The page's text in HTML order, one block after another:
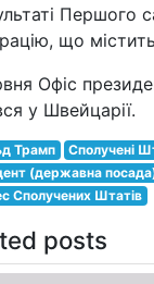
Першого
що
Офіс
у Швейцарії.
Трамп Сполучені
(державна
Сполучених Штатів
posts